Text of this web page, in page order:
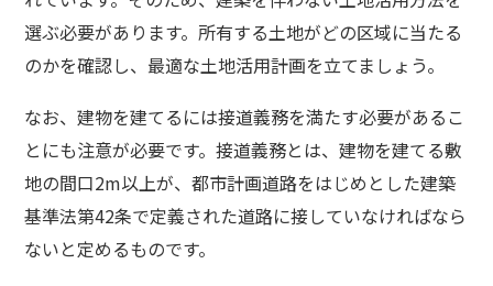
選ぶ必要があります。所有する土地がどの区域に当たる
のかを確認し、最適な土地活用計画を立てましょう。
なお、建物を建てるには接道義務を満たす必要があるこ
とにも注意が必要です。接道義務とは、建物を建てる敷
地の間口2m以上が、都市計画道路をはじめとした建築
基準法第42条で定義された道路に接していなければなら
ないと定めるものです。